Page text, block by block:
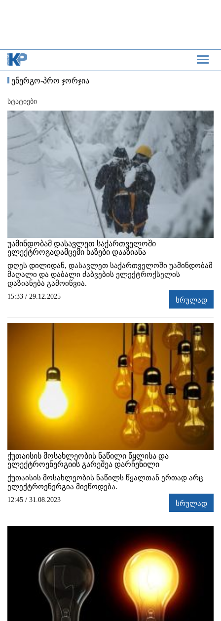
ენერგო-პრო ჯორჯია
სტატიები
უამინდობამ დასავლეთ საქართველოში
ელექტროგადამცემი ხაზები დააზიანა
დღეს დილიდან, დასავლეთ საქართველოში უამინდობამ
მაღალი და დაბალი ძაბვების ელექტროქსელის
დაზიანება გამოიწვია.
15:33 / 29.12.2025 სრულად
ქუთაისის მოსახლეობის ნაწილი წყლისა და
ელექტროენერგიის გარეშეა დარჩენილი
ქუთაისის მოსახლეობის ნაწილს წყალთან ერთად არც
ელექტროენერგია მიეწოდება.
12:45 / 31.08.2023 სრულად